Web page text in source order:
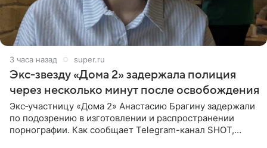
3 часа назад super.ru
Экс‑звезду «Дома 2» задержала полиция
через несколько минут после освобождения
Экс‑участницу «Дома 2» Анастасию Брагину задержали
по подозрению в изготовлении и распространении
порнографии. Как сообщает Telegram-канал SHOT,